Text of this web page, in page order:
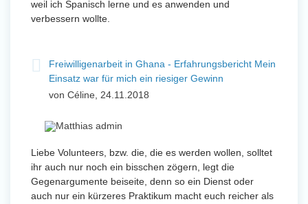
weil ich Spanisch lerne und es anwenden und
verbessern wollte.
Freiwilligenarbeit in Ghana - Erfahrungsbericht Mein
Einsatz war für mich ein riesiger Gewinn
von Céline, 24.11.2018
Liebe Volunteers, bzw. die, die es werden wollen, solltet
ihr auch nur noch ein bisschen zögern, legt die
Gegenargumente beiseite, denn so ein Dienst oder
auch nur ein kürzeres Praktikum macht euch reicher als